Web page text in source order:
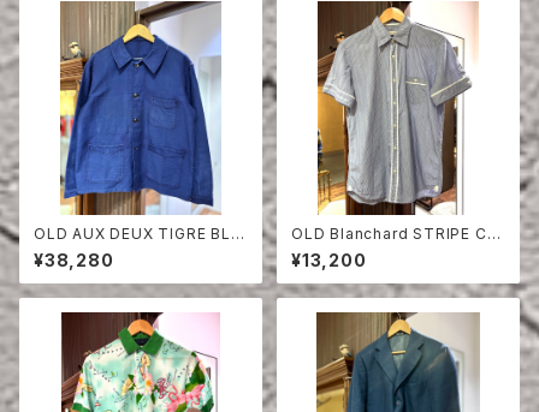
OLD AUX DEUX TIGRE BLU
E MOLESKIN JACKET
¥38,280
OLD Blanchard STRIPE CO
TTON HALF SLEEVE SHIRT
¥13,200